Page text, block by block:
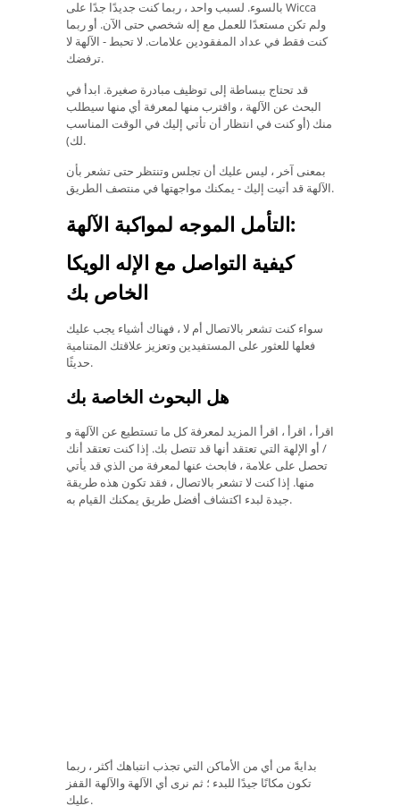
بالسوء. لسبب واحد ، ربما كنت جديدًا جدًا على Wicca
ولم تكن مستعدًا للعمل مع إله شخصي حتى الآن. أو ربما
كنت فقط في عداد المفقودين علامات. لا تحبط - الآلهة لا
ترفضك.
قد تحتاج ببساطة إلى توظيف مبادرة صغيرة. ابدأ في
البحث عن الآلهة ، واقترب منها لمعرفة أي منها سيطلب
منك (أو كنت في انتظار أن تأتي إليك في الوقت المناسب
لك).
بمعنى آخر ، ليس عليك أن تجلس وتنتظر حتى تشعر بأن
الآلهة قد أتيت إليك - يمكنك مواجهتها في منتصف الطريق.
التأمل الموجه لمواكبة الآلهة:
كيفية التواصل مع الإله الويكا
الخاص بك
سواء كنت تشعر بالاتصال أم لا ، فهناك أشياء يجب عليك
فعلها للعثور على المستفيدين وتعزيز علاقتك المتنامية
حديثًا.
هل البحوث الخاصة بك
اقرأ ، اقرأ ، اقرأ المزيد لمعرفة كل ما تستطيع عن الآلهة و
/ أو الإلهة التي تعتقد أنها قد تتصل بك. إذا كنت تعتقد أنك
تحصل على علامة ، فابحث عنها لمعرفة من الذي قد يأتي
منها. إذا كنت لا تشعر بالاتصال ، فقد تكون هذه طريقة
جيدة لبدء اكتشاف أفضل طريق يمكنك القيام به.
بدايةً من أي من الأماكن التي تجذب انتباهك أكثر ، ربما
تكون مكانًا جيدًا للبدء ؛ ثم نرى أي الآلهة والآلهة القفز
عليك.